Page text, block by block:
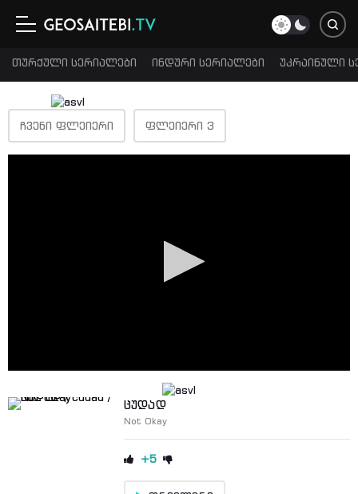
თურქული სერიალები ინდური სერიალები უკრაინული
ᲩᲕᲔᲜᲘ ᲤᲚᲔᲘᲔᲠᲘ ᲤᲚᲔᲘᲔᲠᲘ 3
ცუდად
Not Okay
+5